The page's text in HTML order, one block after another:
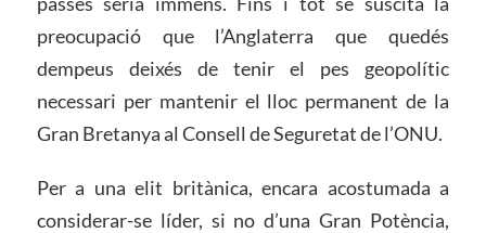
preocupació que l’Anglaterra que quedés
dempeus deixés de tenir el pes geopolític
necessari per mantenir el lloc permanent de la
Gran Bretanya al Consell de Seguretat de l’ONU.
Per a una elit britànica, encara acostumada a
considerar-se líder, si no d’una Gran Potència,